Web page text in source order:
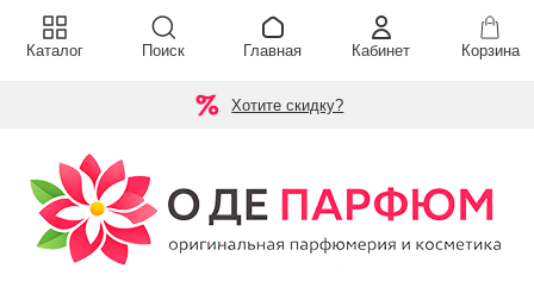
Хотите скидку?
Каталог Поиск Главная Кабинет Корзина